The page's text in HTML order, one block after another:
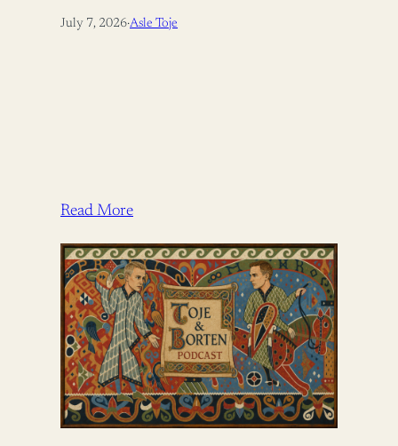
July 7, 2026·Asle Toje
Read More